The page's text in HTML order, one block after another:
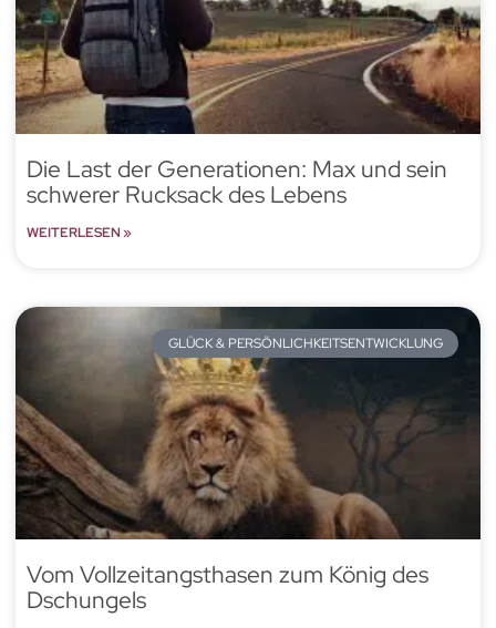
Die Last der Generationen: Max und sein
schwerer Rucksack des Lebens
WEITERLESEN »
GLÜCK & PERSÖNLICHKEITSENTWICKLUNG
Vom Vollzeitangsthasen zum König des
Dschungels